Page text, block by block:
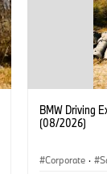
BMW Driving
(08/2026)
Corporate ·